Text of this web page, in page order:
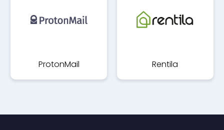
ProtonMail Rentila